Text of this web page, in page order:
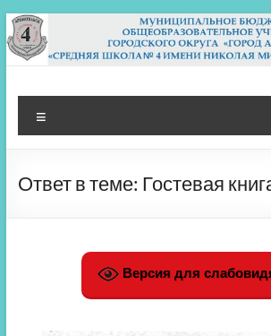
Перейти
к
содержимому
МБОУ СШ 4
Архангельск
Ответ в теме: Гостевая
Версия для